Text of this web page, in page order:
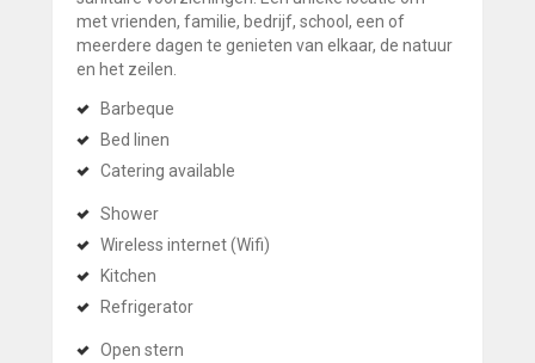
met vrienden, familie, bedrijf, school, een of
meerdere dagen te genieten van elkaar, de natuur
en het zeilen.
Barbeque
Bed linen
Catering available
Shower
Wireless internet (Wifi)
Kitchen
Refrigerator
Open stern